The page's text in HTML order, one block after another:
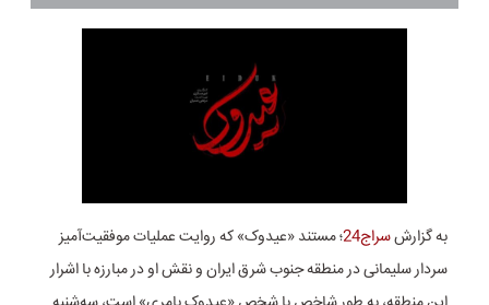
به گزارشسراج24
؛ مستند «عیدوک» که روایت عملیات موفقیت‌آمیز
سردار سلیمانی در منطقه جنوب شرق ایران و نقش او در مبارزه با اشرار